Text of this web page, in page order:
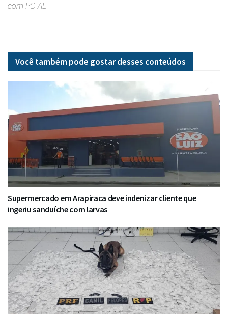
com PC-AL
Você também pode gostar desses conteúdos
Supermercado em Arapiraca deve indenizar cliente que
ingeriu sanduíche com larvas